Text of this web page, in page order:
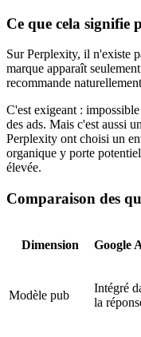
Ce que cela signifie
Sur Perplexity, il n'existe
marque apparaît
recommande
C'est exigeant :
des ads. Mais c'est aussi
Perplexity ont choisi un
organique y porte
élevée.
Comparaison des
Dimension Google
Modèle pub
Intégré
la